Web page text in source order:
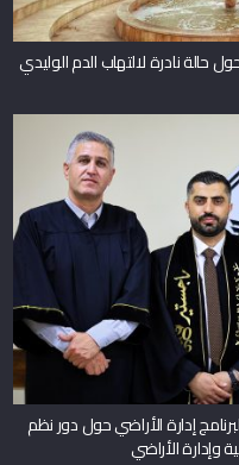
نادرة لالتهاب الدم الوليدي
إدارة الأراضي حول دور نظم
وإدارة الأراضي